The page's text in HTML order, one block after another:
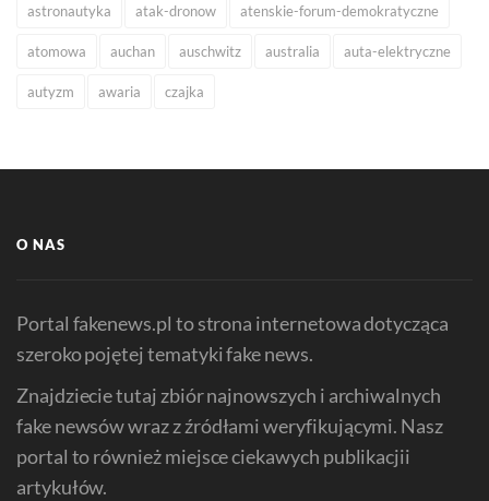
astronautyka atak-dronow atenskie-forum-demokratyczne
atomowa auchan auschwitz australia auta-elektryczne
autyzm awaria czajka
O NAS
Portal fakenews.pl to strona internetowa dotycząca
szeroko pojętej tematyki fake news.
Znajdziecie tutaj zbiór najnowszych i archiwalnych
fake newsów wraz z źródłami weryfikującymi. Nasz
portal to również miejsce ciekawych publikacjii
artykułów.